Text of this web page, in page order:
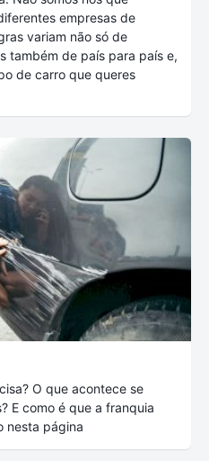
empresas de
variam não só de
também de país para país e,
de carro que queres
O que acontece se
E como é que a franquia
nesta página